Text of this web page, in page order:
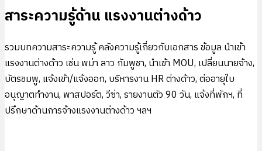
สาระความรู้ด้าน แรงงานต่างด้าว
รวมบทความสาระความรู้ คลังความรู้เกี่ยวกับเอกสาร ข้อมูล นำเข้า
แรงงานต่างด้าว เช่น พม่า ลาว กัมพูชา, นำเข้า MOU, เปลี่ยนนายจ้าง,
บัตรชมพู, แจ้งเข้า/แจ้งออก, บริหารงาน HR ต่างด้าว, ต่ออายุใบ
อนุญาตทำงาน, พาสปอร์ต, วีซ่า, รายงานตัว 90 วัน, แจ้งที่พักฯ, ที่
ปรึกษาด้านการจ้างแรงงานต่างด้าว ฯลฯ